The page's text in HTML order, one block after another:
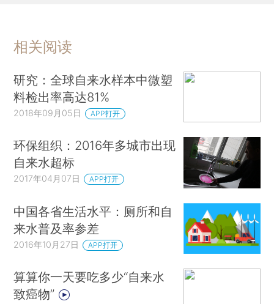
相关阅读
研究：全球自来水样本中微塑
料检出率高达81%
2018年09月05日 APP打开
环保组织：2016年多城市出现
自来水超标
2017年04月07日 APP打开
中国各省生活水平：厕所和自
来水普及率参差
2016年10月27日 APP打开
算算你一天要吃多少“自来水
致癌物”